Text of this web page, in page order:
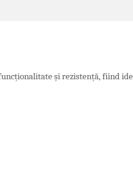
și rezistență, fiind